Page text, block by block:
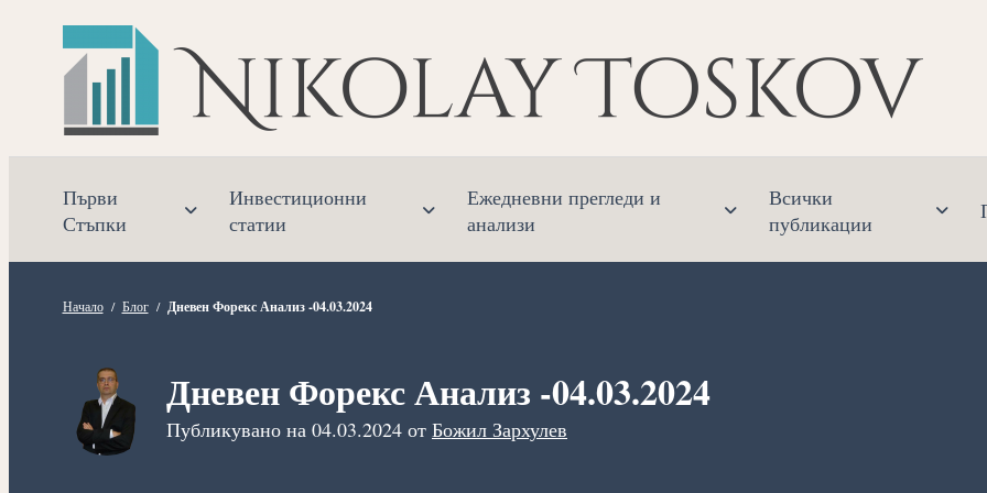
Прескочете
съдържанието
Първи
Стъпки
Инвестиционни
статии
Ежедневни прегледи и
анализи
Всички
публикации
Начало / Блог / Дневен Форекс Анализ -04.03.2024
Дневен Форекс Анализ -04.03.2024
Публикувано на 04.03.2024 от Божил Зархулев